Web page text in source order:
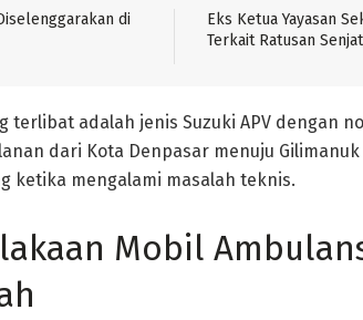
di
Eks Ketua Yayasan
Terkait Ratusan
terlibat adalah jenis Suzuki APV dengan
dari Kota Denpasar menuju
ketika mengalami masalah teknis.
Mobil